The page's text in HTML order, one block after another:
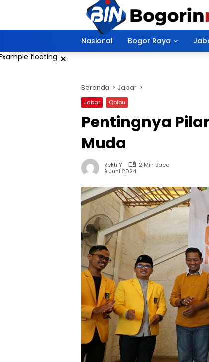
Nasional Bogor Raya
×
Beranda Jabar
Jabar Qolbu
Pentingnya
Muda
Rekti Y
2 Min Baca
9 Juni 2024